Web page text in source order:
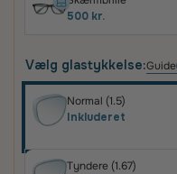
500 kr.
Vælg glastykkelse:Guide
Normal (1.5)
Inkluderet
Tyndere (1.67)